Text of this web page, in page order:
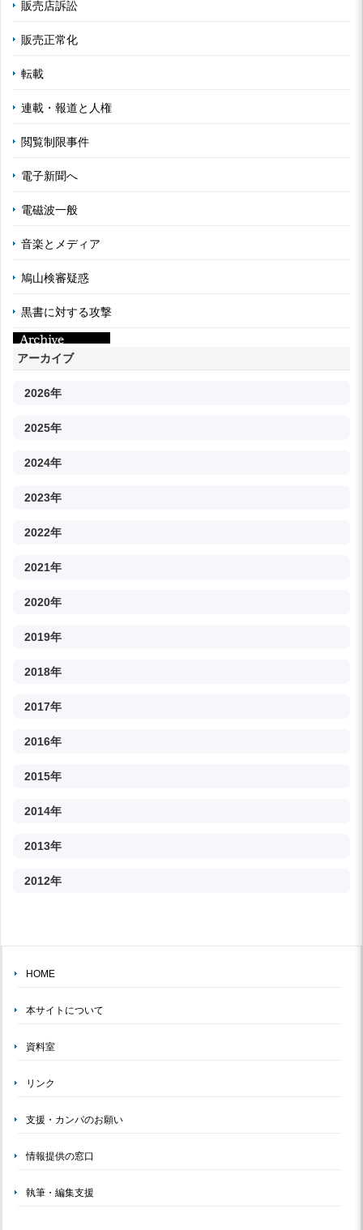
販売店訴訟
販売正常化
転載
連載・報道と人権
閲覧制限事件
電子新聞へ
電磁波一般
音楽とメディア
鳩山検審疑惑
黒書に対する攻撃
アーカイブ
2026年
2025年
2024年
2023年
2022年
2021年
2020年
2019年
2018年
2017年
2016年
2015年
2014年
2013年
2012年
HOME
本サイトについて
資料室
リンク
支援・カンパのお願い
情報提供の窓口
執筆・編集支援